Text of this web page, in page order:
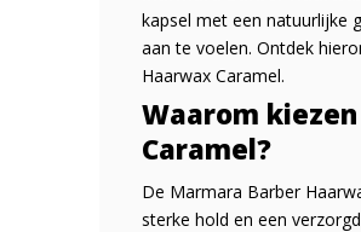
kapsel met een natuurlijke
aan te voelen. Ontdek
Haarwax Caramel.
Waarom
Caramel?
De Marmara Barber
sterke hold en een